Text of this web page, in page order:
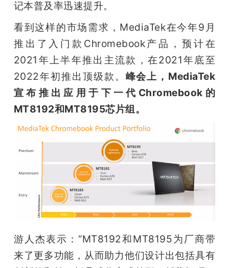
记本普及率迅速提升。
看到这样的市场需求，MediaTek在今年9月
推出了入门款Chromebook产品，预计在
2021年上半年推出主流款，在2021年底至
2022年初推出顶级款。 峰会上，MediaTek
宣布推出应用于下一代Chromebook的
MT8192和MT8195芯片组。
游人杰表示：“MT8192和MT8195为厂商带
来了更多功能，从而助力他们设计出包括具有